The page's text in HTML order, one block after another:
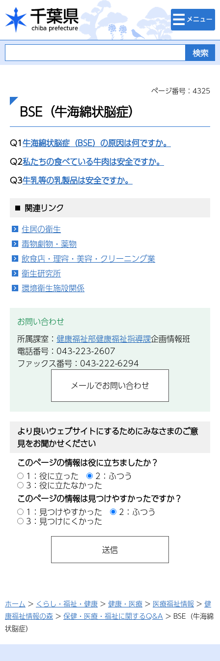
千葉県
検索・メニュ
ー
ページ番号：4325
BSE（牛海綿状脳症）
Q1牛海綿状脳症（BSE）の原因は何ですか。
Q2私たちの食べている牛肉は安全ですか。
Q3牛乳等の乳製品は安全ですか。
関連リンク
住居の衛生
毒物劇物・薬物
飲食店・理容・美容・クリーニング業
衛生研究所
環境衛生施設関係
お問い合わせ
所属課室： 健康福祉部健康福祉指導課企画情報班
電話番号：043-223-2607
ファックス番号：043-222-6294
より良いウェブサイトにするためにみなさまのご意
見をお聞かせください
このページの情報は役に立ちましたか？
1：役に立った
2：ふつう
3：役に立たなかった
このページの情報は見つけやすかったですか？
1：見つけやすかった
2：ふつう
3：見つけにくかった
ホーム > くらし・福祉・健康 > 健康・医療 > 医療福祉情報 > 健
康福祉情報の森 > 保健・医療・福祉に関するQ&A > BSE（牛海綿
状脳症）